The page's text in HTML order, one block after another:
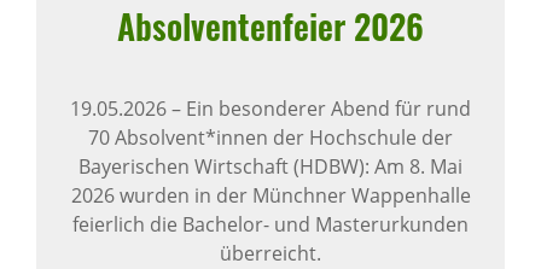
Absol­ven­ten­feier 2026
19.05.2026– Ein besonderer Abend für rund
70 Absolvent*innen der Hochschule der
Bayerischen Wirtschaft (HDBW): Am 8. Mai
2026 wurden in der Münchner Wappenhalle
feierlich die Bachelor- und Masterurkunden
überreicht.